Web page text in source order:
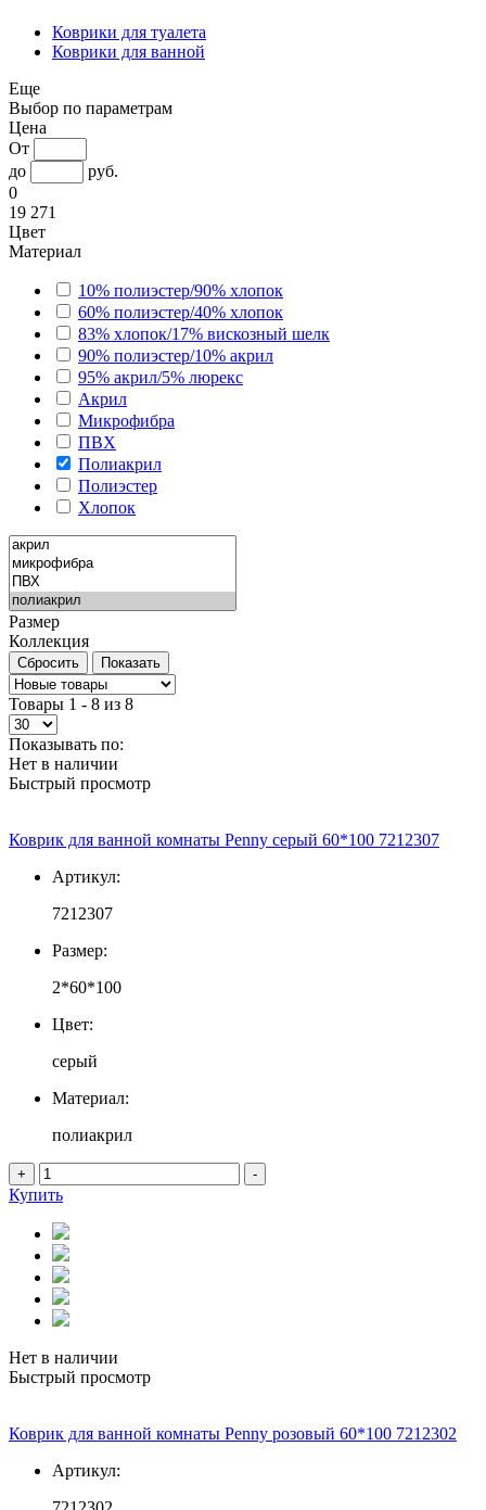
Коврики для туалета
Коврики для ванной
Еще
Выбор по параметрам
Цена
От
до
руб.
0
19 271
Цвет
Материал
10% полиэстер/90% хлопок
60% полиэстер/40% хлопок
83% хлопок/17% вискозный шелк
90% полиэстер/10% акрил
95% акрил/5% люрекс
Акрил
Микрофибра
ПВХ
Полиакрил
Полиэстер
Хлопок
Размер
Коллекция
Товары 1 - 8 из 8
Показывать по:
Нет в наличии
Быстрый просмотр
Коврик для ванной комнаты Penny серый 60*100 7212307
Артикул:
7212307
Размер:
2*60*100
Цвет:
серый
Материал:
полиакрил
+ -
Купить
Нет в наличии
Быстрый просмотр
Коврик для ванной комнаты Penny розовый 60*100 7212302
Артикул: